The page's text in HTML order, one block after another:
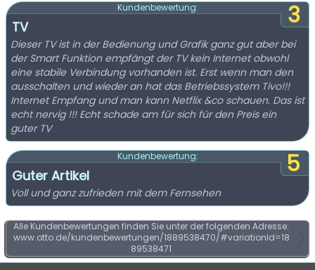
3
Kundenbewertung:
TV
Dieser TV ist in der Bedienung und Grafik ganz gut aber bei
der Smart Funktion empfängt der TV kein Internet obwohl
eine stabile Verbindung vorhanden ist. Erst wenn man den
ausschalten und wieder an hat das Betriebssystem Tivo!!!
Internet Empfang und man kann Netflix &co schauen. Das ist
echt nervig !!! Echt schade am für sich für den Preis ein
guter TV
5
Kundenbewertung:
Guter Artikel
Voll und ganz zufrieden mit dem Fernsehen
Alle Kundenbewertungen finden Sie unter der folgenden Adresse:
www.otto.de/kundenbewertungen/1889538470/#variationId=18
89538471